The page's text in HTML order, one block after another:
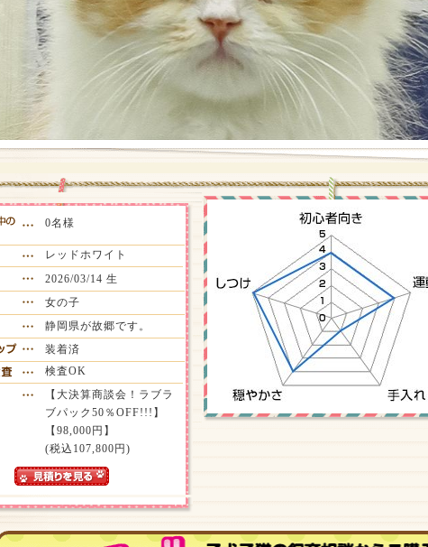
0名様
レッドホワイト
2026/03/14 生
女の子
静岡県が故郷です。
装着済
検査OK
【大決算商談会！ラブラ
ブパック50％OFF!!!】
【98,000円】
(税込107,800円)